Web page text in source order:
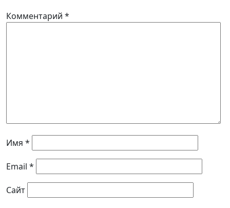
Комментарий *
Имя *
Email *
Сайт